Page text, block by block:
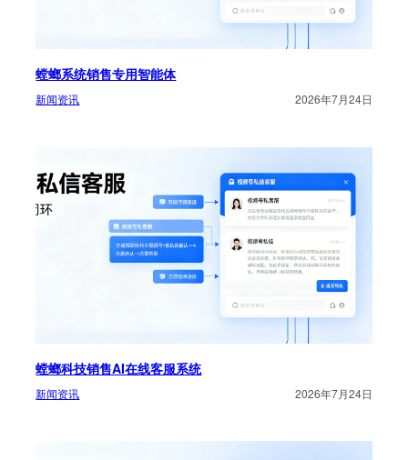
螳螂系统销售专用智能体
新闻资讯 2026年7月24日
螳螂科技销售AI在线客服系统
新闻资讯 2026年7月24日